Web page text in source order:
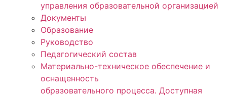
управления образовательной организацией
Документы
Образование
Руководство
Педагогический состав
Материально-техническое обеспечение и
оснащенность
образовательного процесса. Доступная